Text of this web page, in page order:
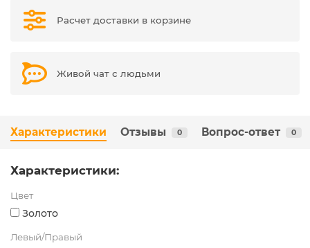
Расчет доставки в корзине
Живой чат с людьми
Характеристики Отзывы 0 Вопрос-ответ 0
Характеристики:
Цвет
Золото
Левый/Правый